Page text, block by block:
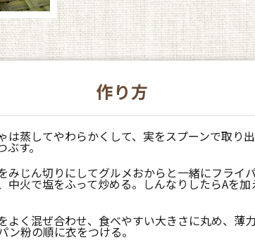
作り方
は蒸してやわらかくして、実をスプーンで取り
ぶす。
みじん切りにしてグルメおからと一緒にフライ
中火で塩をふって炒める。しんなりしたらAを加
く混ぜ合わせ、食べやすい大きさに丸め、薄
ン粉の順に衣をつける。